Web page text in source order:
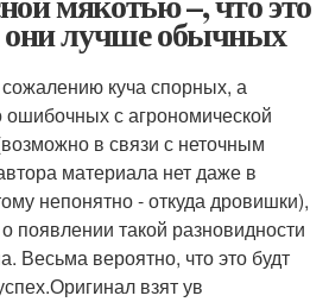
они лучше обычных
куча спорных, а
с агрономической
в связи с неточным
материала нет даже в
непонятно - откуда дровишки),
появлении такой разновидности
Весьма вероятно, что это будт
взят ув